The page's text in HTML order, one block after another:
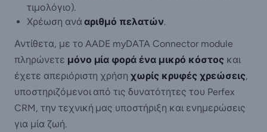
τιμολόγιο).
Χρέωση ανάαριθμό πελατών.
Αντίθετα, με το AADE myDATA Connector module
πληρώνετε μόνο μία φορά ένα μικρό κόστοςκαι
έχετε απεριόριστη χρήσηχωρίς κρυφές χρεώσεις,
υποστηριζόμενοι από τις δυνατότητες του Perfex
CRM, την τεχνική μας υποστήριξη και ενημερώσεις
για μία ζωή.